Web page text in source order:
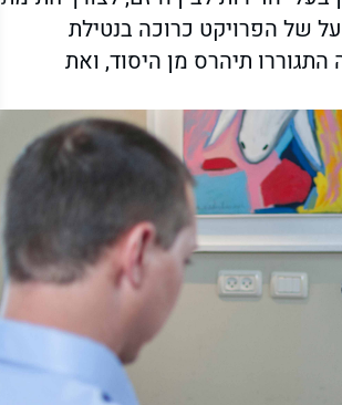
של הפרויקט כרוכה בנטילת
תיהרס מן היסוד, ואת